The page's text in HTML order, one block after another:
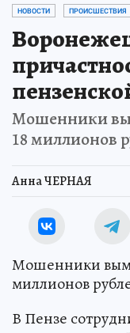
НОВОСТИ ПРОИСШЕСТВИЯ
Мошенники
18 миллионов
Анна ЧЕРНАЯ
Мошенники
миллионов
В Пензе